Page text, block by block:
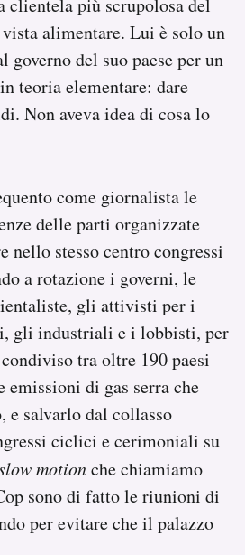
alimentare. Lui è solo un
governo del suo paese per un
teoria elementare: dare
Non aveva idea di cosa lo
come giornalista le
delle parti organizzate
nello stesso centro congressi
a rotazione i governi, le
gli attivisti per i
gli industriali e i lobbisti, per
tra oltre 190 paesi
di gas serra che
e salvarlo dal collasso
ciclici e cerimoniali su
motionche chiamiamo
sono di fatto le riunioni di
per evitare che il palazzo